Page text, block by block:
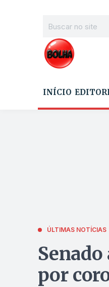
INÍCIO
ÚLTIMAS NOTÍCIAS
por